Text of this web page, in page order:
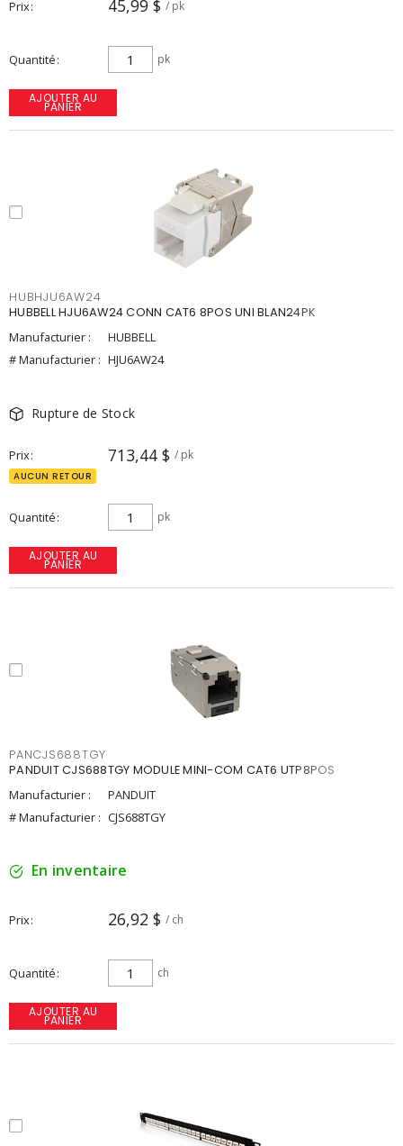
Prix 45,99 $ / pk
Quantité pk
AJOUTER AU
PANIER
HUBHJU6AW24
HUBBELL HJU6AW24 CONN CAT6 8POS UNI BLAN24PK
Manufacturier :
HUBBELL
# Manufacturier : HJU6AW24
Rupture de Stock
Prix 713,44 $ / pk
AUCUN RETOUR
Quantité pk
AJOUTER AU
PANIER
PANCJS688TGY
PANDUIT CJS688TGY MODULE MINI-COM CAT6 UTP8POS
Manufacturier :
PANDUIT
# Manufacturier : CJS688TGY
En inventaire
Prix 26,92 $ / ch
Quantité ch
AJOUTER AU
PANIER